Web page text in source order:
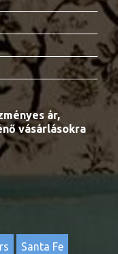
ár,
vásárlásokra
Santa Fe